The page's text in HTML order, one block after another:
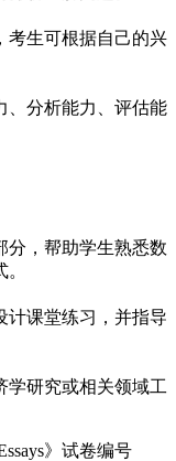
考生可根据自己的兴
、分析能力、评估能
分，帮助学生熟悉数
计课堂练习，并指导
学研究或相关领域工
》试卷编号